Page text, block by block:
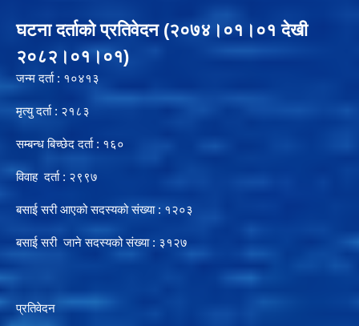
घटना दर्ताको प्रतिवेदन (२०७४।०१।०१ देखी
२०८२।०१।०१)
जन्म दर्ता : १०४१३
मृत्यु दर्ता : २१८३
सम्बन्ध बिच्छेद दर्ता : १६०
विवाह दर्ता : २९९७
बसाई सरी आएको सदस्यको संख्या : १२०३
बसाई सरी जाने सदस्यको संख्या : ३१२७
प्रतिवेदन